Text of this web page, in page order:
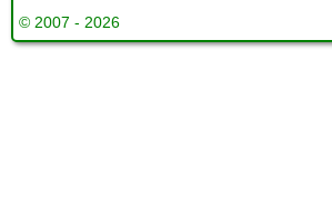
© 2007 - 2026